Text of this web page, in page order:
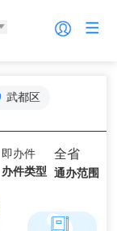
武都区
即办件
办件类型
全省
通办范围